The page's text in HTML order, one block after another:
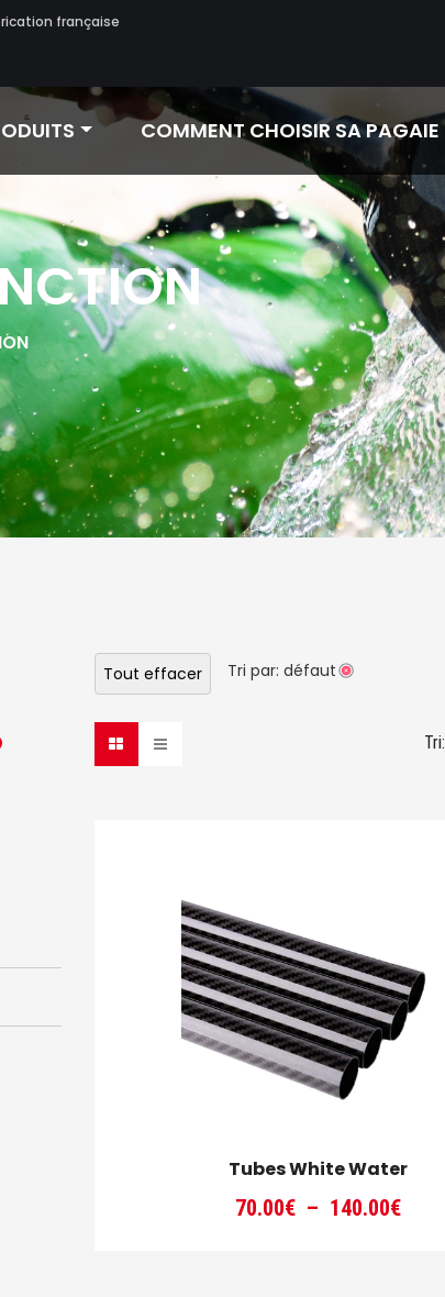
française
COMMENT CHOISIR SA PAGAIE
Tout effacer Tri par: défaut
Tri:
Tubes White Water
70.00€ – 140.00€Plage